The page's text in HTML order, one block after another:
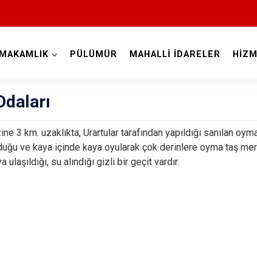
PÜLÜMÜR MAHALLİ İDARELER
3 km. uzaklıkta, Urartular tarafından yapıldığı sanılan
ve kaya içinde kaya oyularak çok derinlere oyma taş
ulaşıldığı, su alındığı gizli bir geçit vardır.